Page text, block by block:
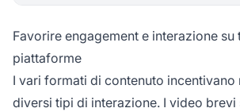
Favorire engagement e interazione su
piattaforme
I vari formati di contenuto incentivano
diversi tipi di interazione. I video brevi